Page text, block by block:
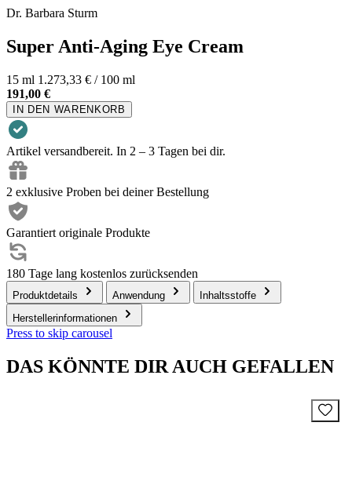
Dr. Barbara Sturm
Super Anti-Aging Eye Cream
15 ml 1.273,33 € / 100 ml
191,00 €
IN DEN WARENKORB
Artikel versandbereit. In 2 – 3 Tagen bei dir.
2 exklusive Proben bei deiner Bestellung
Garantiert originale Produkte
180 Tage lang kostenlos zurücksenden
Produktdetails Anwendung
Inhaltsstoffe
Herstellerinformationen
Press to skip carousel
DAS KÖNNTE DIR AUCH GEFALLEN